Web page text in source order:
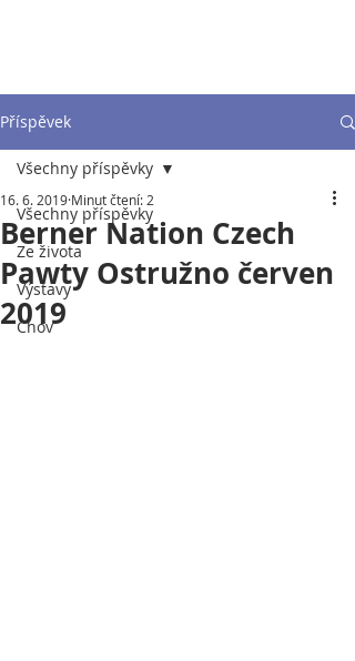
Příspěvek
Všechny příspěvky
Ze života
Výstavy
Chov
Všechny příspěvky
Berner Nation Czech
Pawty Ostružno červen
2019
16. 6. 2019 Minut čtení: 2